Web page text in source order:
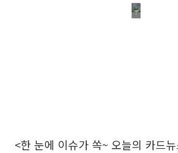
<한 눈에 이슈가 쏙~ 오늘의 카드